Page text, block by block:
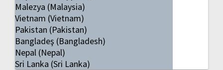
Malezya (Malaysia)
Vietnam (Vietnam)
Pakistan (Pakistan)
Bangladeş (Bangladesh)
Nepal (Nepal)
Sri Lanka (Sri Lanka)